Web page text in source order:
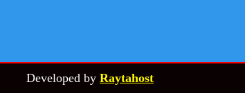
Developed by Raytahost